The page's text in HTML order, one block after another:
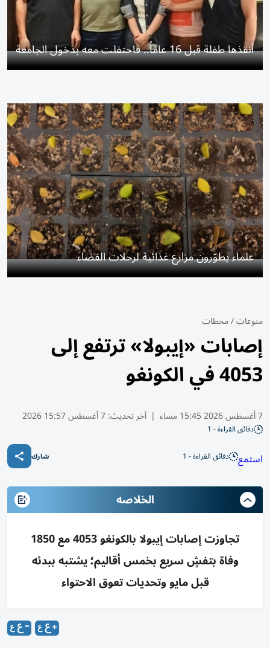
أنقذها طفلة قبل 16 عاماً.. فاحتفلت معه بدخول الجامعة
علماء يطوّرون مزارع غذائية لرحلات الفضاء
منوعات/محطات
إصابات «إيبولا» ترتفع إلى
4053 في الكونغو
7 أغسطس 2026 15:45 مساء | آخر تحديث:7 أغسطس 15:57 2026
دقائق القراءة - 1
استمع دقائق القراءة - 1 شارك
الخلاصه
تجاوزت إصابات إيبولا بالكونغو 4053 مع 1850
وفاة بتفشٍ سريع بخمس أقاليم؛ يشتبه ببدئه
قبل مايو وتحديات تعوق الاحتواء